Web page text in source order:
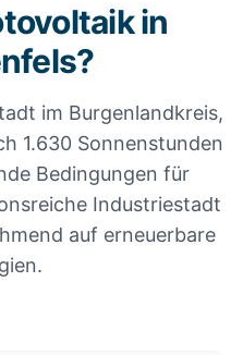
in
im Burgenlandkreis,
1.630 Sonnenstunden
Bedingungen für
Industriestadt
auf erneuerbare